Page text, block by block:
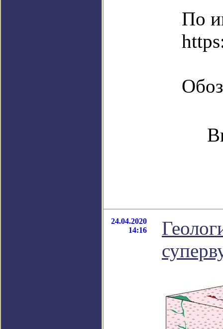
По
24.04.2020
14:16